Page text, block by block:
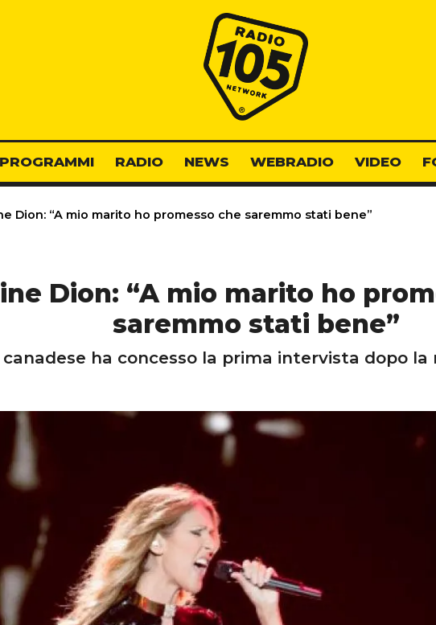
Radio 105
PROGRAMMI RADIO NEWS WEBRADIO VIDEO
Dion: “A mio marito ho promesso che saremmo stati bene”
Dion: “A mio marito ho
saremmo stati bene”
ha concesso la prima intervista dopo la